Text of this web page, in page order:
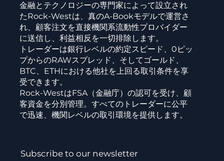
金融とテクノロジーの専門家によって設立され
たRock-Westは、真のA-Bookモデルで運営さ
れ、顧客注文を直接機関系流動性プロバイダー
に送信し、利益相反を一切排除します。
トレーダーは銀行レベルの約定スピード、0ピッ
プからのRAWスプレッド、そしてゴールド、
BTC、ETHにおける他社を上回る取引条件を享
受できます。
Rock-WestはFSA（金融庁）の認可を受け、顧
客資金を分別管理。すべてのトレーダーに公平
で迅速、機関レベルの取引環境を提供します。
Subscribe to our newsletter